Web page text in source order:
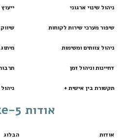
אודות take-5
אודות הבלוג
ניהול שינוי ארגוני
שיפור מערכי שירות לקוחות
ניהול צוותים ומשימות
דחיינות וניהול זמן
תקשורת בין אישית +